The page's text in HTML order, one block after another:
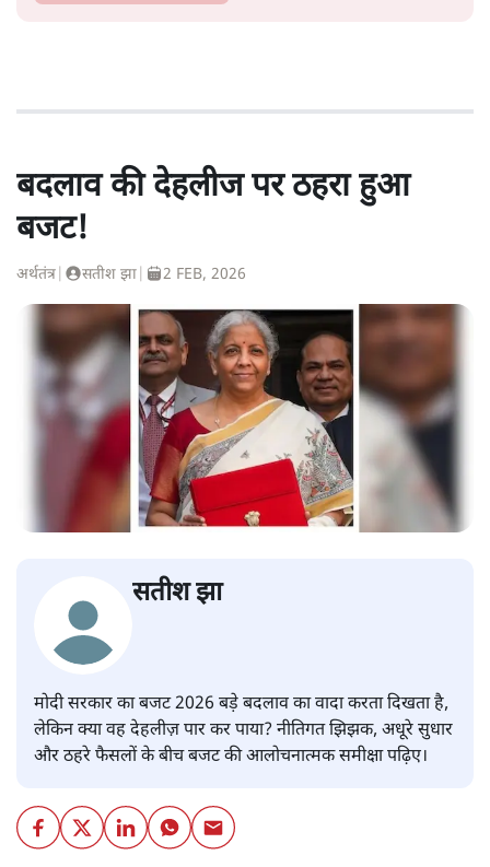
बदलाव की देहलीज पर ठहरा हुआ
बजट!
अर्थतंत्र सतीश झा 2 FEB, 2026
सतीश झा
मोदी सरकार का बजट 2026 बड़े बदलाव का वादा करता दिखता है,
लेकिन क्या वह देहलीज़ पार कर पाया? नीतिगत झिझक, अधूरे सुधार
और ठहरे फैसलों के बीच बजट की आलोचनात्मक समीक्षा पढ़िए।